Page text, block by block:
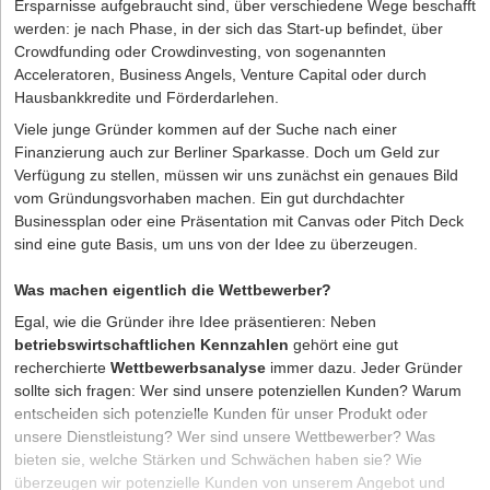
notwendig sind. Für den eigenen Traum zahlt es sich jedoch aus,
diese anfänglichen Schwierigkeiten in Kauf zu nehmen und
bestmöglich zu meistern. Denn sobald du zum ersten Mal die
Klappe deines eigenen Trucks öffnest und ordentlich Burger und
weiter an deiner rollenden Erfolgsstory arbeiten.
Die AutorinKristin Köck ist Content Marketing Managerin bei dem
Start-upready2order.
Welche Fördermittel gibt es?
Worauf ist bei der Einrichtung einer eigenen Website zu
achten?
Wie konzipiert man Marketingaktivitäten – online und offline?
Was ist ein Kapitalbedarfsplan?
Für das Maklergeschäft sind zwei Ressourcen unabdingbar:
Immobilien und Kunden. Sobald beide eine gewisse Anzahl
übersteigen, wird es ohne Hilfsmittel unübersichtlich. Deshalb ist
es empfehlenswert, sich früh eine entsprechende CRM- bzw.
Immobilienmakler den Überblick und sparen viel Zeit im
turbulenten Arbeitsalltag.
Die ersten Schritte als selbstständiger Immobilienmakler
Sind all diese Voraussetzungen erfüllt, steht einer erfolgreichen
Laufbahn als selbstständiger Immobilienmakler nichts mehr im
Weg. Neulinge treibt vor allem eine Frage um: Wie akquiriere ich
neueImmobilienfür mein Portfolio?
etablieren können. Los geht’s:
Ersparnisse aufgebraucht sind, über verschiedene Wege beschafft
werden: je nach Phase, in der sich das Start-up befindet, über
Crowdfunding oder Crowdinvesting, von sogenannten
Acceleratoren, Business Angels, Venture Capital oder durch
Hausbankkredite und Förderdarlehen.
Viele junge Gründer kommen auf der Suche nach einer
Finanzierung auch zur Berliner Sparkasse. Doch um Geld zur
Verfügung zu stellen, müssen wir uns zunächst ein genaues Bild
vom Gründungsvorhaben machen. Ein gut durchdachter
Businessplan oder eine Präsentation mit Canvas oder Pitch Deck
sind eine gute Basis, um uns von der Idee zu überzeugen.
Was machen eigentlich die Wettbewerber?
Egal, wie die Gründer ihre Idee präsentieren: Neben
betriebswirtschaftlichen Kennzahlen gehört eine gut
recherchierte Wettbewerbsanalyse immer dazu. Jeder Gründer
sollte sich fragen: Wer sind unsere potenziellen Kunden? Warum
entscheiden sich potenzielle Kunden für unser Produkt oder
unsere Dienstleistung? Wer sind unsere Wettbewerber? Was
bieten sie, welche Stärken und Schwächen haben sie? Wie
überzeugen wir potenzielle Kunden von unserem Angebot und